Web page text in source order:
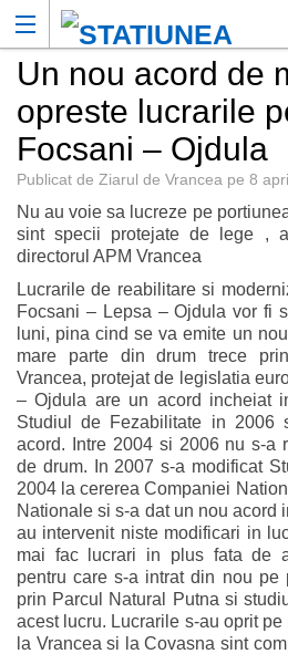
Un nou acord de
opreste lucrarile
Focsani – Ojdula
Publicat de Ziarul de Vrancea pe 8
Nu au voie sa lucreze pe
sint specii protejate de lege ,
directorul APM Vrancea
Lucrarile de reabilitare si
Focsani – Lepsa – Ojdula vor fi
luni, pina cind se va emite un
mare parte din drum trece
Vrancea, protejat de legislatia
– Ojdula are un acord incheiat
Studiul de Fezabilitate in
acord. Intre 2004 si 2006 nu s-a
de drum. In 2007 s-a modificat
2004 la cererea Companiei
Nationale si s-a dat un nou acord
au intervenit niste modificari in
mai fac lucrari in plus fata de
pentru care s-a intrat din nou pe
prin Parcul Natural Putna si
acest lucru. Lucrarile s-au oprit
la Vrancea si la Covasna sint